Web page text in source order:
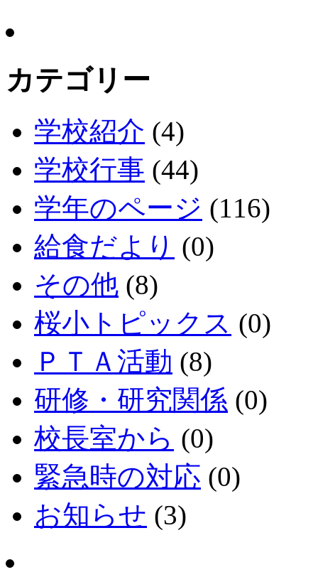
カテゴリー
学校紹介 (4)
学校行事 (44)
学年のページ (116)
給食だより (0)
その他 (8)
桜小トピックス (0)
ＰＴＡ活動 (8)
研修・研究関係 (0)
校長室から (0)
緊急時の対応 (0)
お知らせ (3)